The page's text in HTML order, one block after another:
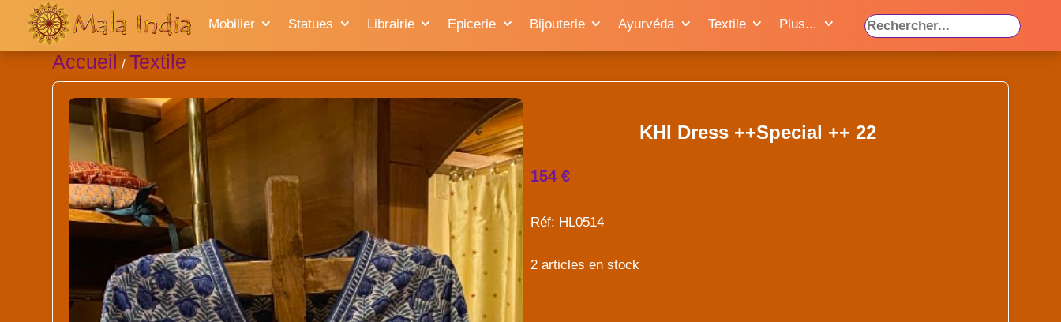
Mobilier Statues Librairie Epicerie Bijouterie Ayurvéda Textile Plus...
Accueil / Textile
KHI Dress ++Special ++ 22
154 €
Réf: HL0514
2 articles en stock